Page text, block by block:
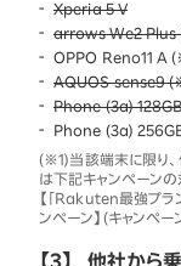
Xperia 5 V
arrows We2 Plus
OPPO Reno11 A
AQUOS sense9
Phone (3a)
Phone (3a)
(※1)当該端末に限り
は下記キャンペーンの
【「Rakuten最強プ
ンペーン】(キャンペー
【3】
他社から